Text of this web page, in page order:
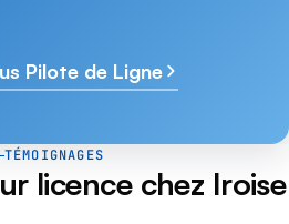
Pilote de Ligne
TÉMOIGNAGES
licence chez Iroise